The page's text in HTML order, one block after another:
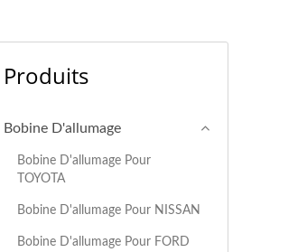
Produits
Bobine D'allumage
Bobine D'allumage Pour
TOYOTA
Bobine D'allumage Pour NISSAN
Bobine D'allumage Pour FORD